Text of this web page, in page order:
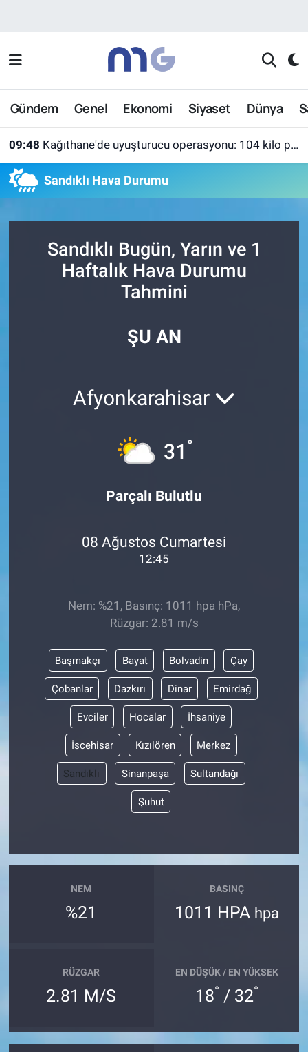
Gündem Genel Ekonomi Siyaset Dünya
09:48 Kağıthane'de uyuşturucu operasyonu: 104 kilo pregabalin ele geçirildi
Sandıklı Hava Durumu
Sandıklı Bugün, Yarın ve 1
Haftalık Hava Durumu
Tahmini
ŞU AN
Afyonkarahisar
31 °
Parçalı Bulutlu
08 Ağustos Cumartesi
12:45
Nem: %21, Basınç: 1011 hpa hPa,
Rüzgar: 2.81 m/s
Başmakçı Bayat Bolvadin Çay
Çobanlar Dazkırı Dinar Emirdağ
Evciler Hocalar İhsaniye
İscehisar Kızılören Merkez
Sandıklı Sinanpaşa Sultandağı
Şuhut
NEM
%21
BASINÇ
1011 HPA hpa
RÜZGAR
2.81 M/S
EN DÜŞÜK / EN YÜKSEK
18° / 32°
Nöbetçi Eczaneler
Hava Durumu
Son Dakika Haberleri